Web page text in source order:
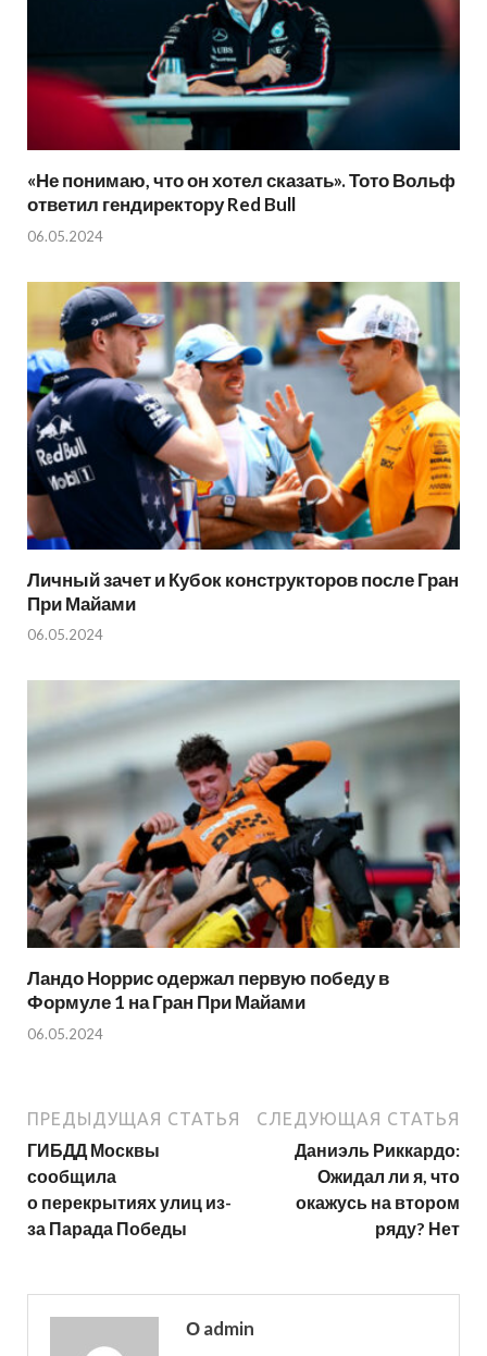
«Не понимаю, что он хотел сказать». Тото Вольф
ответил гендиректору Red Bull
06.05.2024
Личный зачет и Кубок конструкторов после Гран
При Майами
06.05.2024
Ландо Норрис одержал первую победу в
Формуле 1 на Гран При Майами
06.05.2024
ПРЕДЫДУЩАЯ СТАТЬЯ
ГИБДД Москвы
сообщила
о перекрытиях улиц из-
за Парада Победы
СЛЕДУЮЩАЯ СТАТЬЯ
Даниэль Риккардо:
Ожидал ли я, что
окажусь на втором
ряду? Нет
О admin